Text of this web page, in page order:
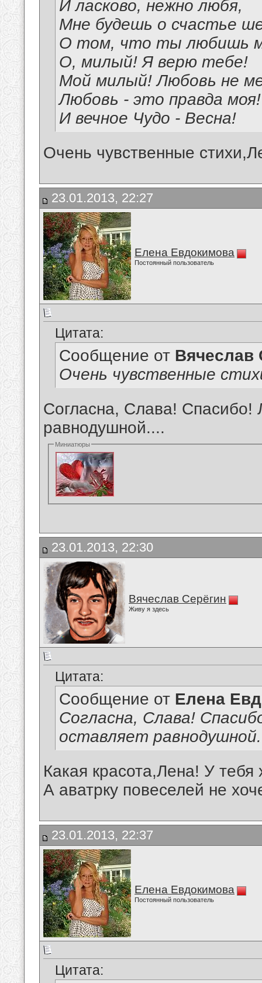
И ласково, нежно любя,
Мне будешь о счастье
О том, что ты любишь
О, милый! Я верю тебе!
Мой милый! Любовь не
Любовь - это правда моя!
И вечное Чудо - Весна!
Очень чувственные
23.01.2013, 22:27
Елена Евдокимова
Постоянный пользователь
Цитата:
Сообщение от Вячеслав
Очень чувственные
Согласна, Слава! Спасибо!
равнодушной....
Миниатюры
23.01.2013, 22:30
Вячеслав Серёгин
Живу я здесь
Цитата:
Сообщение от Елена
Согласна, Слава!
оставляет
Какая красота,Лена! У тебя
А аватрку повеселей не
23.01.2013, 22:37
Елена Евдокимова
Постоянный пользователь
Цитата: